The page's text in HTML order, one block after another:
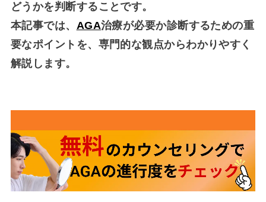
どうかを判断することです。
本記事では、 AGA治療が必要か診断するための重
要なポイント を、専門的な観点からわかりやすく
解説します。